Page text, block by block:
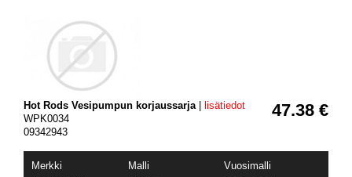
47.38 €
Hot Rods Vesipumpun korjaussarja|
lisätiedot
WPK0034
09342943
Merkki Malli
Vuosimalli